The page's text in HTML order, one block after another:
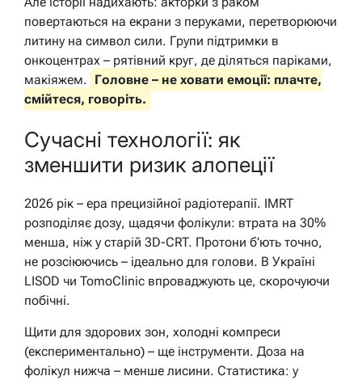
повертаються на екрани з перуками, перетворюючи
литину на символ сили. Групи підтримки в
онкоцентрах – рятівний круг, де діляться паріками,
макіяжем. Головне – не ховати емоції: плачте,
смійтеся, говоріть.
Сучасні технології: як
зменшити ризик алопеції
2026 рік – ера прецизійної радіотерапії. IMRT
розподіляє дозу, щадячи фолікули: втрата на 30%
менша, ніж у старій 3D-CRT. Протони б’ють точно,
не розсіюючись – ідеально для голови. В Україні
LISOD чи TomoClinic впроваджують це, скорочуючи
побічні.
Щити для здорових зон, холодні компреси
(експериментально) – ще інструменти. Доза на
фолікул нижча – менше лисини. Статистика: у